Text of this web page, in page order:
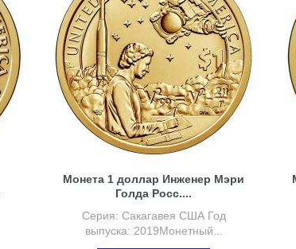
Монета 1 доллар Инженер Мэри
Голда Росс....
Серия: Сакагавея США Год
выпуска: 2019Монетный...